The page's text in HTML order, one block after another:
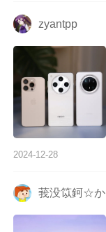
zyantpp
2024-12-28
莪没笖鈳☆か